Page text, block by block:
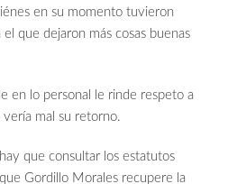
en su momento tuvieron
que dejaron más cosas buenas
en lo personal le rinde respeto a
mal su retorno.
que consultar los estatutos
Gordillo Morales recupere la